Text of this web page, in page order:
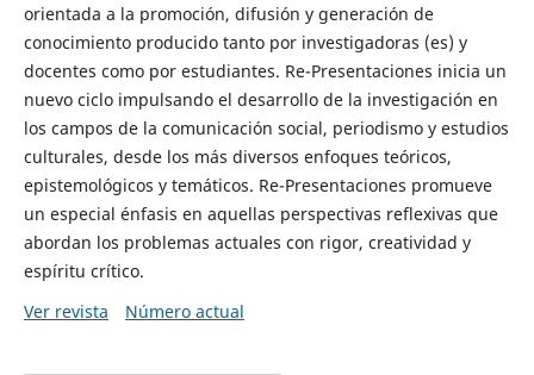
orientada a la promoción, difusión y generación de
conocimiento producido tanto por investigadoras (es) y
docentes como por estudiantes. Re-Presentaciones inicia un
nuevo ciclo impulsando el desarrollo de la investigación en
los campos de la comunicación social, periodismo y estudios
culturales, desde los más diversos enfoques teóricos,
epistemológicos y temáticos. Re-Presentaciones promueve
un especial énfasis en aquellas perspectivas reflexivas que
abordan los problemas actuales con rigor, creatividad y
espíritu crítico.
Ver revista
Número actual